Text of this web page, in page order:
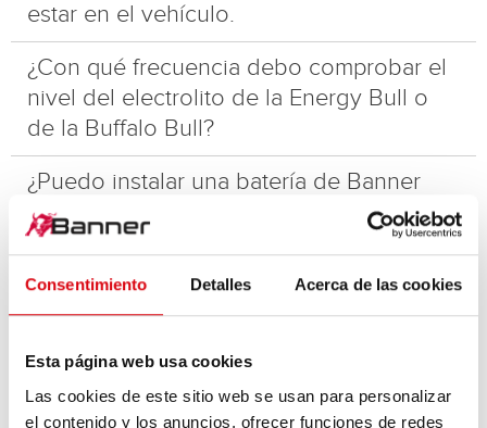
Consentimiento Detalles Acerca de las cookies
Esta página web usa cookies
Las cookies de este sitio web se usan para personalizar
el contenido y los anuncios, ofrecer funciones de redes
estar en el vehículo.
¿Con qué frecuencia debo comprobar el
nivel del electrolito de la Energy Bull o
de la Buffalo Bull?
¿Puedo instalar una batería de Banner
(sin código BEM) en mi Audi?
seguridad para la batería de Banner.
¿Es posible determinar la fecha de
fabricación de una batería de Banner?